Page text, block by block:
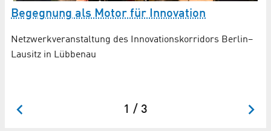
Begegnung als Motor für Innovation
Netzwerkveranstaltung des Innovationskorridors Berlin–
Lausitz in Lübbenau
1 / 3